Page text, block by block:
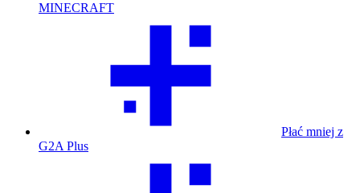
MINECRAFT
Płać mniej z
G2A Plus